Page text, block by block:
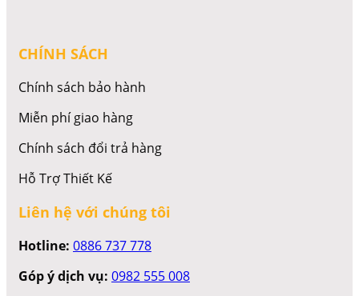
CHÍNH SÁCH
Chính sách bảo hành
Miễn phí giao hàng
Chính sách đổi trả hàng
Hỗ Trợ Thiết Kế
Liên hệ với chúng tôi
Hotline: 0886 737 778
Góp ý dịch vụ: 0982 555 008